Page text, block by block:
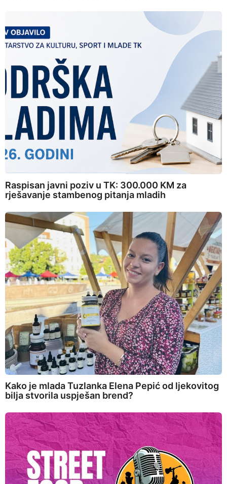
Raspisan javni poziv u TK: 300.000 KM za
rješavanje stambenog pitanja mladih
Kako je mlada Tuzlanka Elena Pepić od ljekovitog
bilja stvorila uspješan brend?